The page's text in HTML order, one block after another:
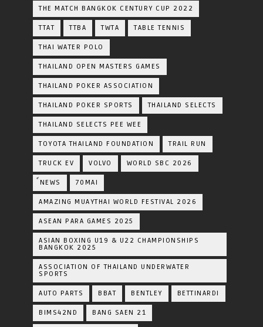
THE MATCH BANGKOK CENTURY CUP 2022
TTAT TTBA TWTA TABLE TENNIS
THAI WATER POLO
THAILAND OPEN MASTERS GAMES
THAILAND POKER ASSOCIATION
THAILAND POKER SPORTS THAILAND SELECTS
THAILAND SELECTS PEE WEE
TOYOTA​ THAILAND​ FOUNDATION TRAIL RUN
TRUCK EV VOLVO WORLD SBC 2026
์NEWS 70MAI
AMAZING MUAYTHAI WORLD FESTIVAL 2026
ASEAN PARA GAMES 2025
ASIAN BOXING U19 & U22 CHAMPIONSHIPS
BANGKOK 2025
ASSOCIATION OF THAILAND UNDERWATER
SPORTS
AUTO PARTS BBAT BENTLEY BETTINARDI
BIMS42ND BANG SAEN 21